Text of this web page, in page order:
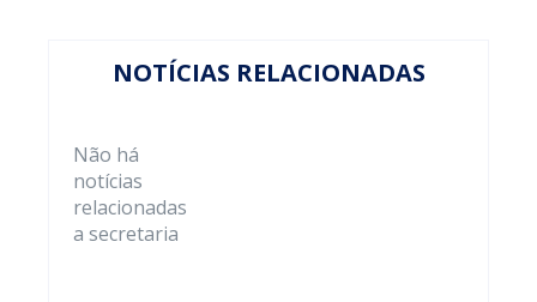
NOTÍCIAS RELACIONADAS
Não há
notícias
relacionadas
a secretaria